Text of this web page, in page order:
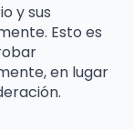
y sus
Esto es
en lugar